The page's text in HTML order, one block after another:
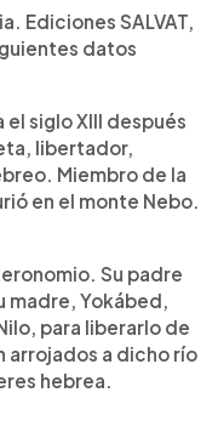
Ediciones SALVAT,
datos
siglo XIII después
libertador,
Miembro de la
en el monte Nebo.
Su padre
madre, Yokábed,
para liberarlo de
arrojados a dicho río
hebrea.